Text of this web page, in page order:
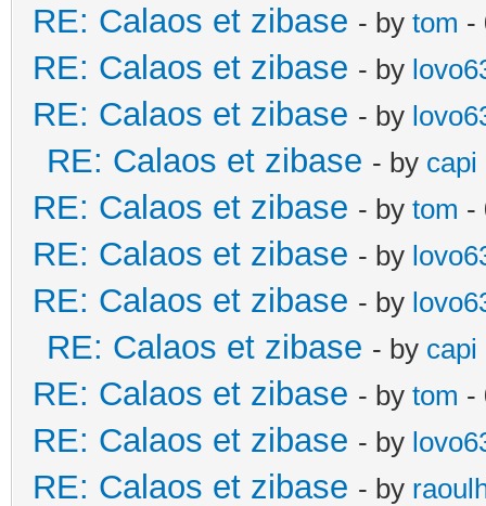
RE: Calaos et zibase - by tom -
RE: Calaos et zibase - by
RE: Calaos et zibase - by
RE: Calaos et zibase - by capi
RE: Calaos et zibase - by tom -
RE: Calaos et zibase - by
RE: Calaos et zibase - by
RE: Calaos et zibase - by capi
RE: Calaos et zibase - by tom -
RE: Calaos et zibase - by
RE: Calaos et zibase - by